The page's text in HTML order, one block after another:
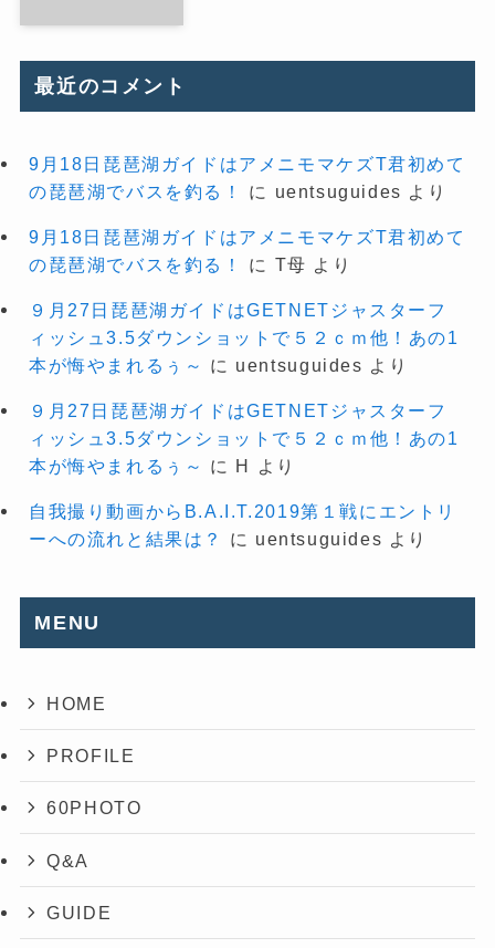
最近のコメント
9月18日琵琶湖ガイドはアメニモマケズT君初めて
の琵琶湖でバスを釣る！
に uentsuguides より
9月18日琵琶湖ガイドはアメニモマケズT君初めて
の琵琶湖でバスを釣る！
に T母 より
９月27日琵琶湖ガイドはGETNETジャスターフ
ィッシュ3.5ダウンショットで５２ｃｍ他！あの1
本が悔やまれるぅ～
に uentsuguides より
９月27日琵琶湖ガイドはGETNETジャスターフ
ィッシュ3.5ダウンショットで５２ｃｍ他！あの1
本が悔やまれるぅ～
に H より
自我撮り動画からB.A.I.T.2019第１戦にエントリ
ーへの流れと結果は？
に uentsuguides より
MENU
HOME
PROFILE
60PHOTO
Q&A
GUIDE